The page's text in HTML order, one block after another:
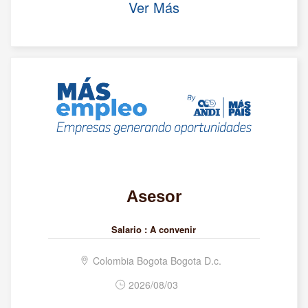
Ver Más
Asesor
Salario : A convenir
Colombia Bogota Bogota D.c.
2026/08/03